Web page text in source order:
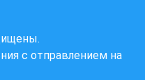
с отправлением на